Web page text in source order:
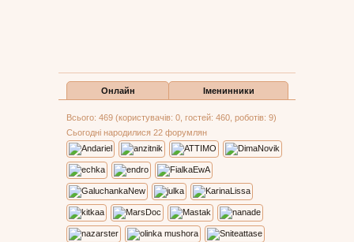
Онлайн Іменинники
Всього: 469 (користувачів: 0, гостей: 460, роботів: 9)
Сьогодні народилися 22 форумлян